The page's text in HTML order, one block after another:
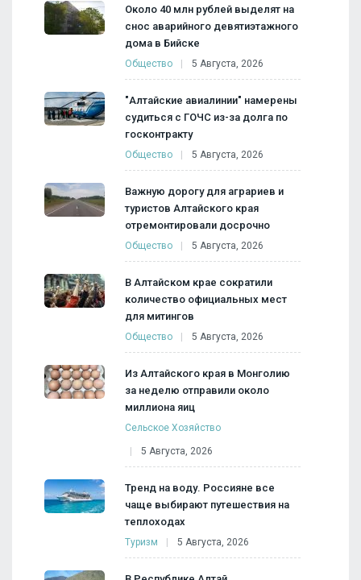
Около 40 млн рублей выделят на
снос аварийного девятиэтажного
дома в Бийске
Общество 5 Августа, 2026
"Алтайские авиалинии" намерены
судиться с ГОЧС из-за долга по
госконтракту
Общество 5 Августа, 2026
Важную дорогу для аграриев и
туристов Алтайского края
отремонтировали досрочно
Общество 5 Августа, 2026
В Алтайском крае сократили
количество официальных мест
для митингов
Общество 5 Августа, 2026
Из Алтайского края в Монголию
за неделю отправили около
миллиона яиц
Сельское Хозяйство
5 Августа, 2026
Тренд на воду. Россияне все
чаще выбирают путешествия на
теплоходах
Туризм 5 Августа, 2026